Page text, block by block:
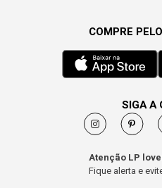
COMPRE
SIGA A
Atenção LP
Fique alerta e